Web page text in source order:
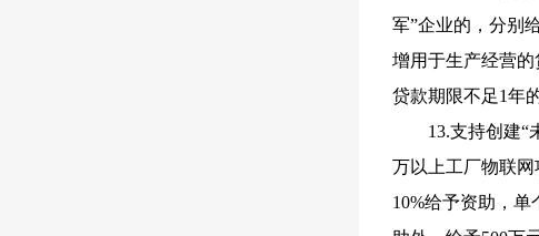
军”企业的，分别
增用于生产经营
贷款期限不足1年
13.支持创建“
万以上工厂物联网
10%给予资助，单